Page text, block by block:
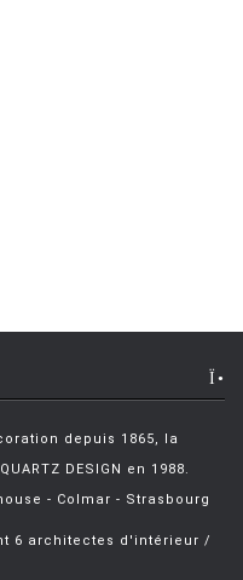
depuis 1865, la
DESIGN en 1988.
- Colmar - Strasbourg
6 architectes d'intérieur /